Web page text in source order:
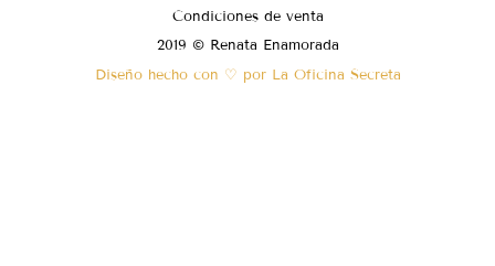
Condiciones de venta
2019 © Renata Enamorada
Diseño hecho con ♡ por La Oficina Secreta